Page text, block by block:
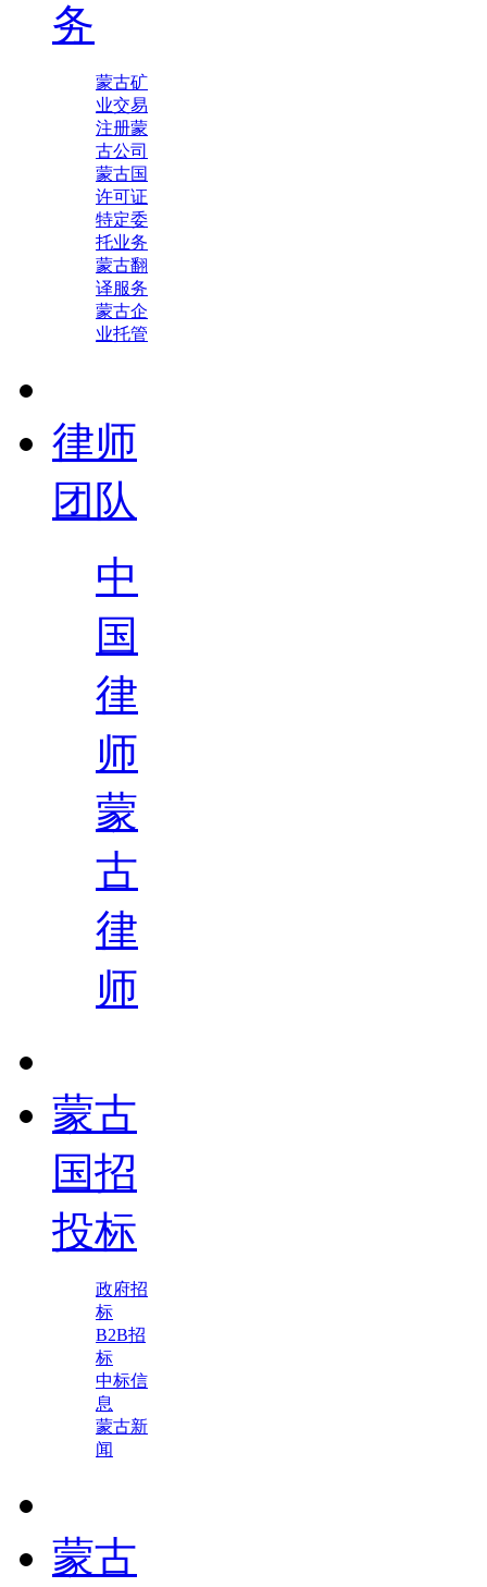
务
蒙古矿
业交易
注册蒙
古公司
蒙古国
许可证
特定委
托业务
蒙古翻
译服务
蒙古企
业托管
律师
团队
中
国
律
师
蒙
古
律
师
蒙古
国招
投标
政府招
标
B2B招
标
中标信
息
蒙古新
闻
蒙古